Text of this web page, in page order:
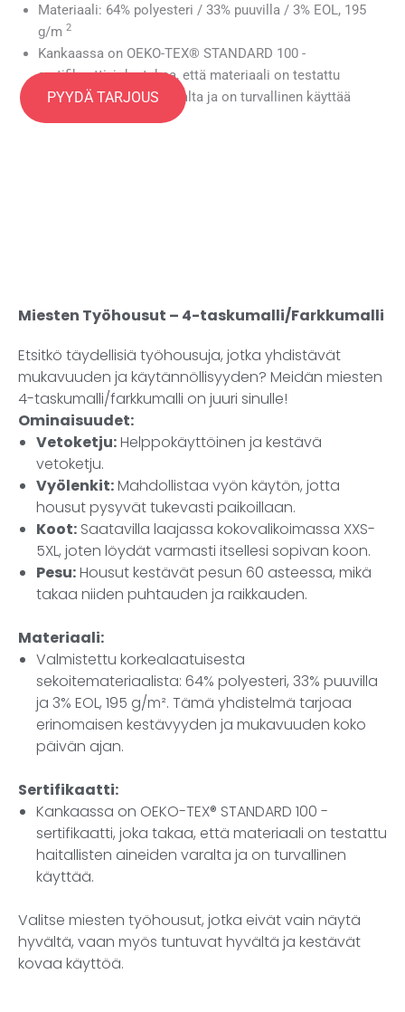
Materiaali: 64% polyesteri / 33% puuvilla / 3% EOL, 195
g/m2
Kankaassa on OEKO-TEX® STANDARD 100 -
sertifikaatti, joka takaa, että materiaali on testattu
haitallisten aineiden varalta ja on turvallinen käyttää
PYYDÄ TARJOUS
Miesten Työhousut – 4-taskumalli/Farkkumalli
Etsitkö täydellisiä työhousuja, jotka yhdistävät
mukavuuden ja käytännöllisyyden? Meidän miesten
4-taskumalli/farkkumalli on juuri sinulle!
Ominaisuudet:
Vetoketju:Helppokäyttöinen ja kestävä
vetoketju.
Vyölenkit:Mahdollistaa vyön käytön, jotta
housut pysyvät tukevasti paikoillaan.
Koot: Saatavilla laajassa kokovalikoimassa XXS-
5XL, joten löydät varmasti itsellesi sopivan koon.
Pesu:Housut kestävät pesun 60 asteessa, mikä
takaa niiden puhtauden ja raikkauden.
Materiaali:
Valmistettu korkealaatuisesta
sekoitemateriaalista: 64% polyesteri, 33% puuvilla
ja 3% EOL, 195 g/m². Tämä yhdistelmä tarjoaa
erinomaisen kestävyyden ja mukavuuden koko
päivän ajan.
Sertifikaatti:
Kankaassa on OEKO-TEX® STANDARD 100 -
sertifikaatti, joka takaa, että materiaali on testattu
haitallisten aineiden varalta ja on turvallinen
käyttää.
Valitse miesten työhousut, jotka eivät vain näytä
hyvältä, vaan myös tuntuvat hyvältä ja kestävät
kovaa käyttöä.